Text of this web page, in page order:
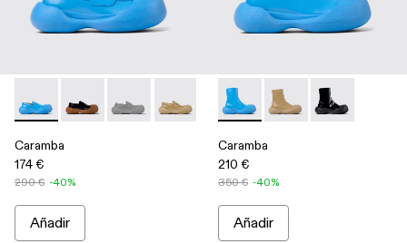
Caramba - A500025-004 - Mocasines azules de piel
Caramba - A500025-007
Caramba - A500025-005
Caramba - A500025-003 - Mocasines
Caramba - A500025-001
Caramba
174 €
290 € -40%
Añadir
Caramba - A700019-002 -
Caramba -Caramba -
Caramba
210 €
350 € -40%
Añadir